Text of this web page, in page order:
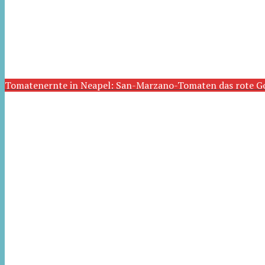
Tomatenernte in Neapel: San-Marzano-Tomaten das rote